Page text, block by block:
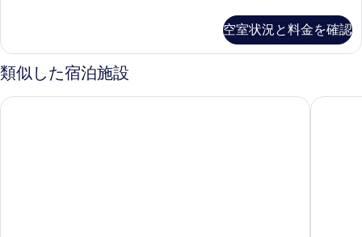
写
真
表
Sea
View
の
細
空室状況と料金を確認
類似した宿泊施設
ノース サントリーニ - ラグジュアリー スパ ホテル クレザ